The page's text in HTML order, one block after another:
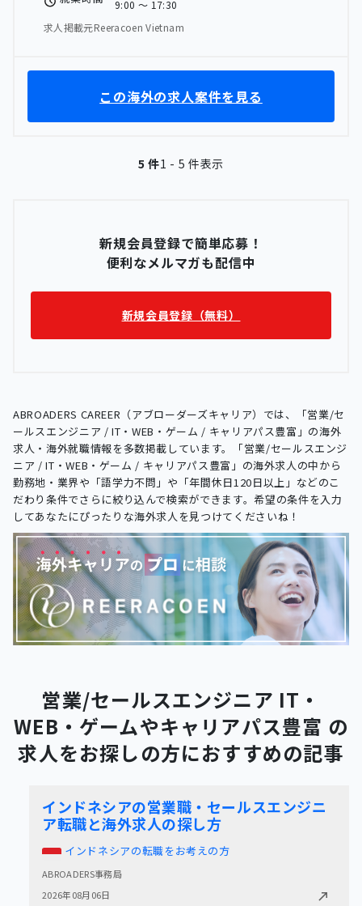
新規会員登録で簡単応募！
便利なメルマガも配信中
新規会員登録（無料）
ABROADERS CAREER（アブローダーズキャリア）では、「営業/セ
ールスエンジニア / IT・WEB・ゲーム / キャリアパス豊富」の海外
求人・海外就職情報を多数掲載しています。「営業/セールスエンジ
ニア / IT・WEB・ゲーム / キャリアパス豊富」の海外求人の中から
勤務地・業界や「語学力不問」や「年間休日120日以上」などのこ
だわり条件でさらに絞り込んで検索ができます。希望の条件を入力
してあなたにぴったりな海外求人を見つけてくださいね！
9:00 〜 17:30
求人掲載元Reeracoen Vietnam
この海外の求人案件を見る
5 件1 - 5 件表示
営業/セールスエンジニア IT・
WEB・ゲームやキャリアパス豊富 の
求人をお探しの方におすすめの記事
インドネシアの営業職・セールスエンジニ
ア転職と海外求人の探し方
インドネシアの転職をお考えの方
ABROADERS事務局
2026年08月06日